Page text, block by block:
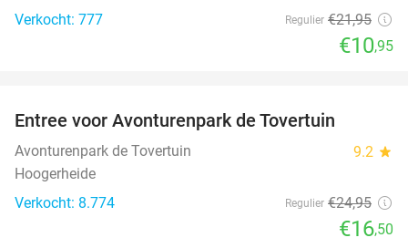
Verkocht: 777
Regulier €21,95
€10,95
Entree voor Avonturenpark de Tovertuin
Avonturenpark de Tovertuin 9.2 star
Hoogerheide
Verkocht: 8.774
Regulier €24,95
€16,50